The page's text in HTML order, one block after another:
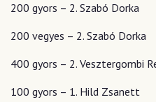
200 gyors – 2. Szabó Dorka
200 vegyes – 2. Szabó Dorka
400 gyors – 2. Vesztergombi
100 gyors – 1. Hild Zsanett